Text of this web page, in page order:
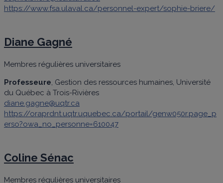
https://www.fsa.ulaval.ca/personnel-expert/sophie-briere/
Diane Gagné
Membres régulières universitaires
Professeure , Gestion des ressources humaines, Université
du Québec à Trois-Rivières
diane.gagne@uqtr.ca
https://oraprdnt.uqtr.uquebec.ca/portail/genw050r.page_p
erso?owa_no_personne=610047
Coline Sénac
Membres régulières universitaires